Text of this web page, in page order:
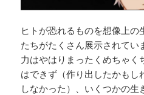
ヒトが恐れるものを想像上
たちがたくさん展示されてい
力はやはりまったくめちゃく
はできず（作り出したかもし
しなかった）、いくつかの